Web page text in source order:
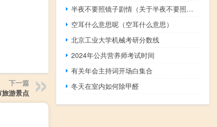
下一篇
游景点
半夜不要照镜子剧情（关于半夜不要照镜子剧情的介绍）
空耳什么意思呢（空耳什么意思）
北京工业大学机械考研分数线
2024年公共营养师考试时间
有关年会主持词开场白集合
冬天在室内如何除甲醛